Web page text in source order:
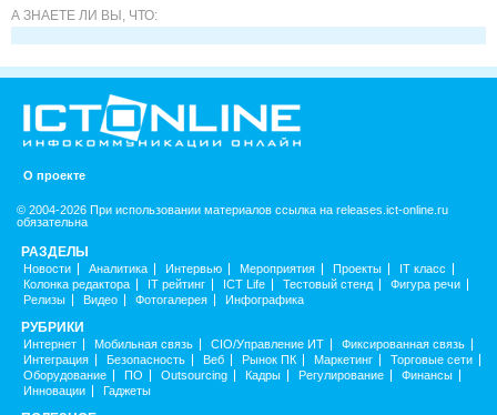
А ЗНАЕТЕ ЛИ ВЫ, ЧТО:
О проекте
© 2004-2026 При использовании материалов ссылка на releases.ict-online.ru
обязательна
РАЗДЕЛЫ
Новости Аналитика Интервью Мероприятия Проекты
IT класс
Колонка редактора
IT рейтинг ICT Life Тестовый стенд
Фигура речи
Релизы
Видео Фотогалерея Инфографика
РУБРИКИ
Интернет Мобильная связь CIO/Управление ИТ
Фиксированная связь
Интеграция
Безопасность Веб Рынок ПК Маркетинг
Торговые сети
Оборудование
ПО Outsourcing Кадры Регулирование
Финансы
Инновации
Гаджеты